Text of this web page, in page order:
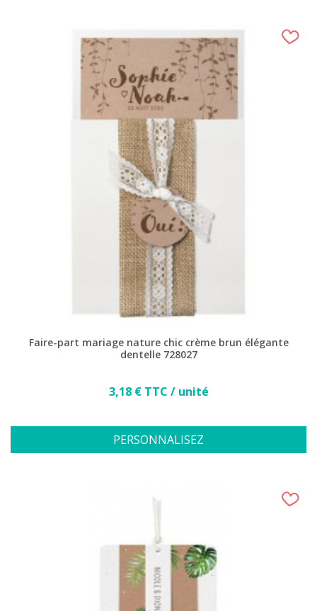
Faire-part mariage nature chic crème brun élégante
dentelle 728027
Prix
3,18 € TTC / unité
PERSONNALISEZ